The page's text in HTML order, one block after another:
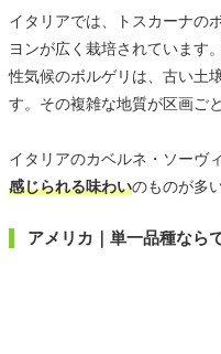
イタリアでは、トスカーナの
ヨンが広く栽培されています
性気候のボルゲリは、古い土
す。その複雑な地質が区画ご
イタリアのカベルネ・ソーヴ
感じられる味わいのものが多
アメリカ｜単一品種なら